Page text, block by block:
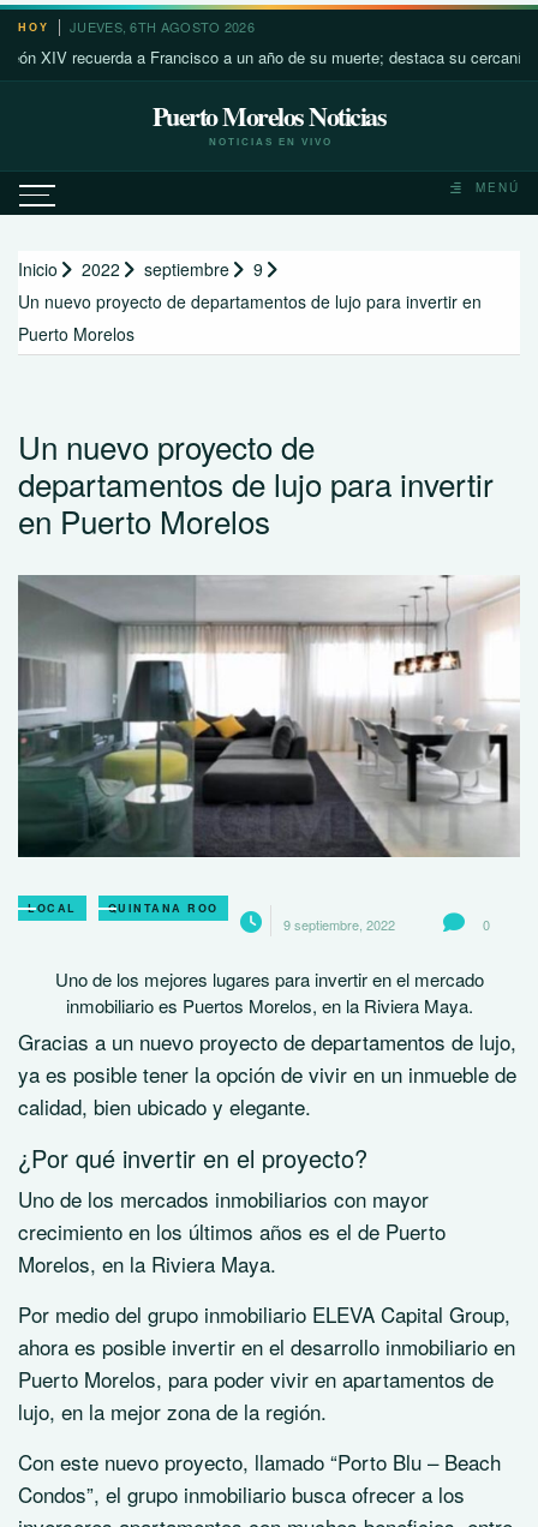
Saltar
contenido
HOY JUEVES, 6TH AGOSTO 2026
recuerda a Francisco a un año de su muerte; destaca su cercanía con los
Puerto Morelos Noticias
NOTICIAS EN VIVO
MENÚ
Inicio 2022 septiembre
9
Un nuevo proyecto de departamentos de lujo para invertir en
Puerto Morelos
Un nuevo proyecto de
departamentos de lujo para invertir
en Puerto Morelos
LOCAL QUINTANA ROO
9 septiembre, 2022 0
Uno de los mejores lugares para invertir en el mercado
inmobiliario es Puertos Morelos, en la Riviera Maya.
Gracias a un nuevo proyecto de departamentos de lujo,
ya es posible tener la opción de vivir en un inmueble de
calidad, bien ubicado y elegante.
¿Por qué invertir en el proyecto?
Uno de los mercados inmobiliarios con mayor
crecimiento en los últimos años es el de Puerto
Morelos, en la Riviera Maya.
Por medio del grupo inmobiliario ELEVA Capital Group,
ahora es posible invertir en el desarrollo inmobiliario en
Puerto Morelos, para poder vivir en apartamentos de
lujo, en la mejor zona de la región.
Con este nuevo proyecto, llamado “Porto Blu – Beach
Condos”, el grupo inmobiliario busca ofrecer a los